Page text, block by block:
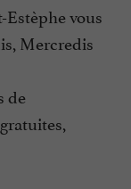
vous
Mercredis
de